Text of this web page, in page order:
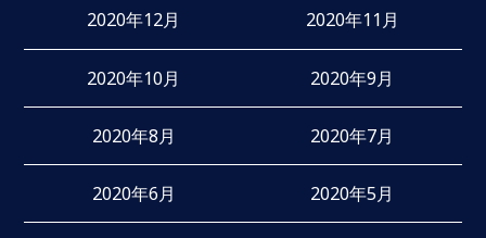
2020年12月 2020年11月
2020年10月 2020年9月
2020年8月 2020年7月
2020年6月 2020年5月